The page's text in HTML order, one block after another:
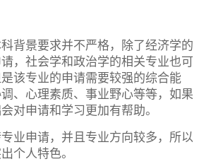
背景要求并不严格，除了经济学的
，社会学和政治学的相关专业也可
该专业的申请需要较强的综合能
、心理素质、事业野心等等，如果
对申请和学习更加有帮助。
业申请，并且专业方向较多，所以
个人特色。